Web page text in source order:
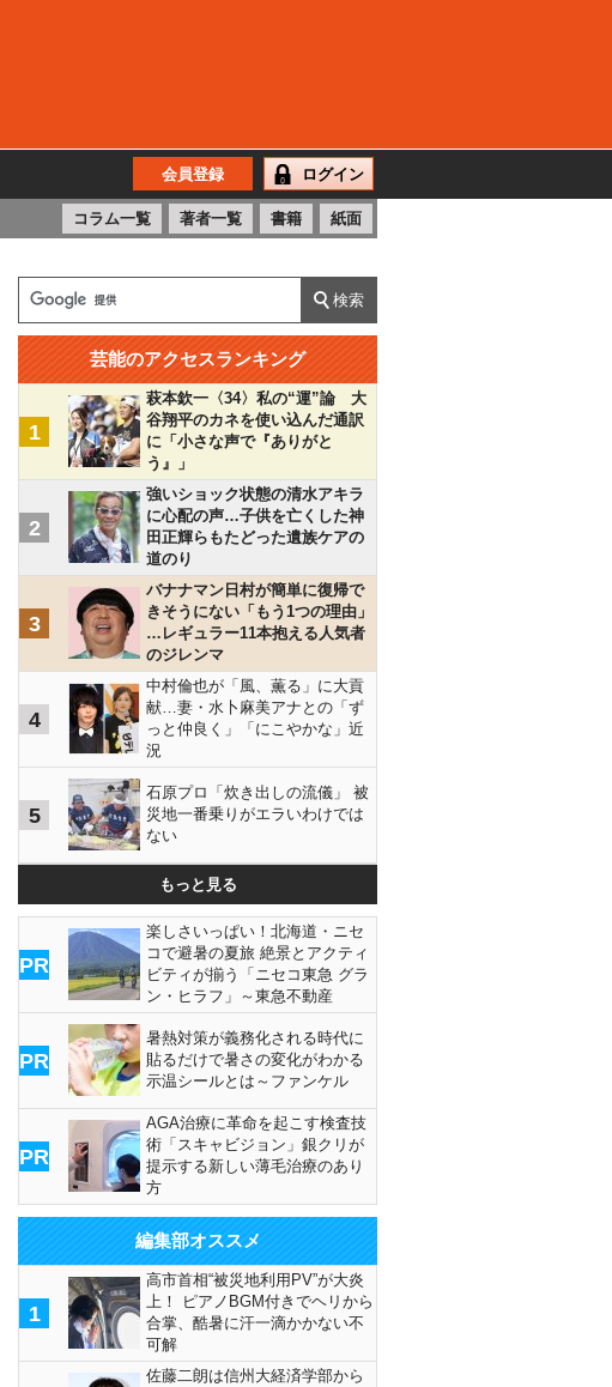
会員登録 ログイン
コラム一覧 著者一覧 書籍 紙面
芸能のアクセスランキング
1
萩本欽一〈34〉私の“運”論 大
谷翔平のカネを使い込んだ通訳
に「小さな声で『ありがと
う』」
2
強いショック状態の清水アキラ
に心配の声…子供を亡くした神
田正輝らもたどった遺族ケアの
道のり
3
バナナマン日村が簡単に復帰で
きそうにない「もう1つの理由」
…レギュラー11本抱える人気者
のジレンマ
4
中村倫也が「風、薫る」に大貢
献…妻・水卜麻美アナとの「ず
っと仲良く」「にこやかな」近
況
5
石原プロ「炊き出しの流儀」 被
災地一番乗りがエラいわけでは
ない
もっと見る
PR
楽しさいっぱい！北海道・ニセ
コで避暑の夏旅 絶景とアクティ
ビティが揃う「ニセコ東急 グラ
ン・ヒラフ」～東急不動産
PR
暑熱対策が義務化される時代に
貼るだけで暑さの変化がわかる
示温シールとは～ファンケル
PR
AGA治療に革命を起こす検査技
術「スキャビジョン」銀クリが
提示する新しい薄毛治療のあり
方
編集部オススメ
1
高市首相“被災地利用PV”が大炎
上！ ピアノBGM付きでヘリから
合掌、酷暑に汗一滴かかない不
可解
佐藤二朗は信州大経済学部から